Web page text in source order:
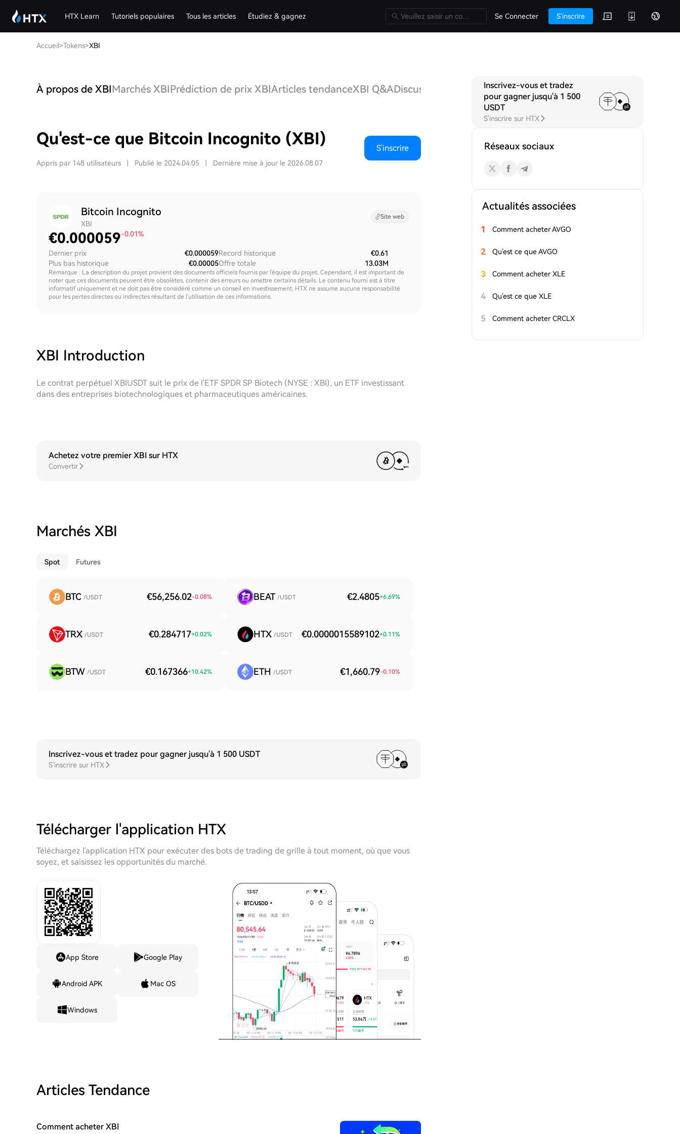
HTX Learn Tutoriels populaires Tous les articles Étudiez & gagnez Se Connecter S'inscrire
Accueil>Tokens>XBI
À propos de XBIMarchés XBIPrédiction de prix XBIArticles tendanceXBI Q&ADiscussions
Qu'est-ce que Bitcoin Incognito (XBI)
Appris par 148 utilisateurs Publié le 2024.04.05 Dernière mise à jour le 2026.08.07
S'inscrire
Bitcoin Incognito
XBI
Site web
€0.000059-0.01%
Dernier prix
€0.000059
Plus bas historique
€0.00005
Record historique
€0.61
Offre totale
13.03M
Remarque : La description du projet provient des documents officiels fournis par l'équipe du projet. Cependant, il est important de
noter que ces documents peuvent être obsolètes, contenir des erreurs ou omettre certains détails. Le contenu fourni est à titre
informatif uniquement et ne doit pas être considéré comme un conseil en investissement. HTX ne assume aucune responsabilité
pour les pertes directes ou indirectes résultant de l'utilisation de ces informations.
XBI Introduction
Le contrat perpétuel XBIUSDT suit le prix de l'ETF SPDR SP Biotech (NYSE : XBI), un ETF investissant
dans des entreprises biotechnologiques et pharmaceutiques américaines.
Achetez votre premier XBI sur HTX
Convertir
Marchés XBI
Spot Futures
BTC /USDT €56,256.02-0.08% BEAT /USDT €2.4805+6.69%
TRX /USDT €0.284717+0.02% HTX /USDT €0.0000015589102+0.11%
BTW /USDT €0.167366+10.42% ETH /USDT €1,660.79-0.10%
Inscrivez-vous et tradez pour gagner jusqu'à 1 500 USDT
S'inscrire sur HTX
Télécharger l'application HTX
Téléchargez l'application HTX pour exécuter des bots de trading de grille à tout moment, où que vous
soyez, et saisissez les opportunités du marché.
App Store Google Play
Android APK Mac OS
Windows
Articles Tendance
Comment acheter XBI
Inscrivez-vous et tradez
pour gagner jusqu'à 1 500
USDT
S'inscrire sur HTX
Réseaux sociaux
Actualités associées
1 Comment acheter AVGO
2 Qu'est ce que AVGO
3 Comment acheter XLE
4 Qu'est ce que XLE
5 Comment acheter CRCLX